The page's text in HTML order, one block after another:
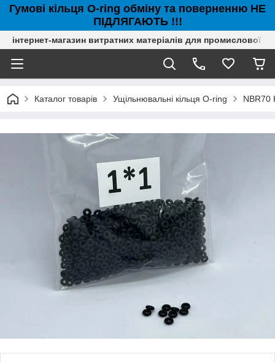
Гумові кільця O-ring обміну та поверненню НЕ
ПІДЛЯГАЮТЬ !!!
інтернет-магазин витратних матеріалів для промислової
Каталог товарів Ущільнювальні кільця O-ring NBR70